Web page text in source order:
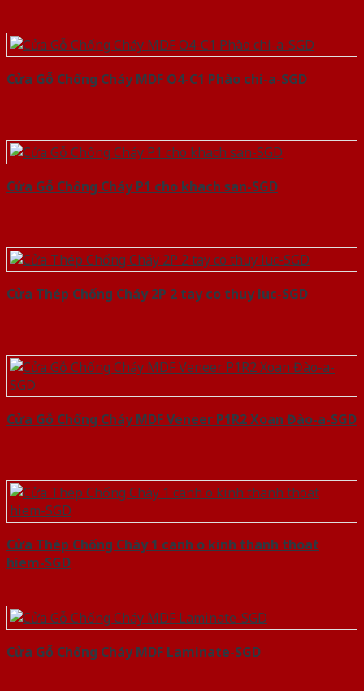
Cửa Gỗ Chống Cháy MDF O4-C1 Phào chi-a-SGD
Cửa Gỗ Chống Cháy P1 cho khach san-SGD
Cửa Thép Chống Cháy 2P 2 tay co thuy luc-SGD
Cửa Gỗ Chống Cháy MDF Veneer P1R2 Xoan Đào-a-SGD
Cửa Thép Chống Cháy 1 canh o kinh thanh thoat
hiem-SGD
Cửa Gỗ Chống Cháy MDF Laminate-SGD